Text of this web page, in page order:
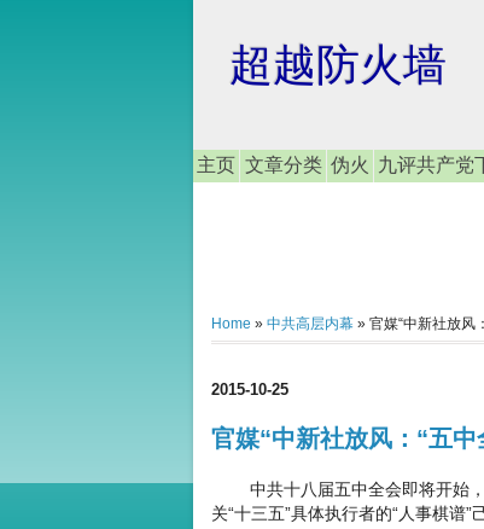
超越防火墙
主页 文章分类 伪火 九评共产党
Home » 中共高层内幕 » 官媒“中新社放风
2015-10-25
官媒“中新社放风：“五
中共十八届五中全会即将开始，
关“十三五”具体执行者的“人事棋谱